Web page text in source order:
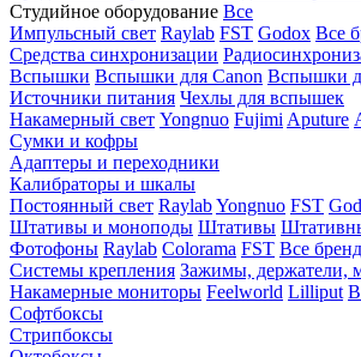
Студийное оборудование Все
Импульсный свет Raylab FST Godox Все
Средства синхронизации
Вспышки Вспышки для Canon Вспышки
Источники питания Чехлы для вспышек
Накамерный свет Yongnuo Fujimi Aputure
Сумки и кофры
Адаптеры и переходники
Калибраторы и шкалы
Постоянный свет RaylabYongnuo FST
Штативы и моноподы Штативы
Фотофоны Raylab Colorama FST Все
Системы крепления Зажимы, держатели,
Накамерные мониторы Feelworld Lilliput
Софтбоксы
Стрипбоксы